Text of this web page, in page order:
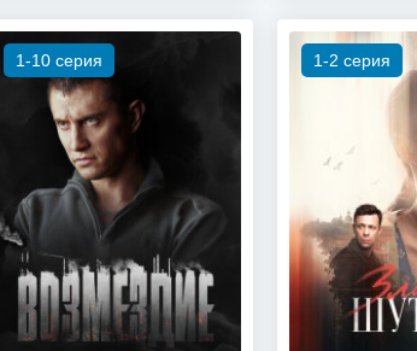
1-10 серия 1-2 серия